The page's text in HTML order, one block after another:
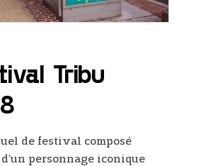
Tribu
de festival composé
personnage iconique